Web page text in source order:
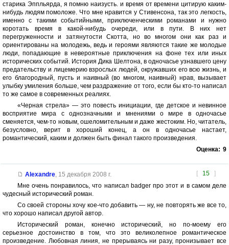
старика Эппльярда, я помню наизусть. и время от времени цитирую каким-
нибудь людям помоложе. Что мне нравится у Стивенсона, так это легкость,
именно с такими событийными, приключенческими романами и нужно
коротать время в какой-нибудь очереди, или в пути. В них нет
перегруженности и затянутости Скотта, но во многом они как раз и
ориентированы на молодежь, ведь и героями являются такие же молодые
люди, попадающие в невероятные приключения на фоне тех или иных
исторических событий. История Дика Шелтона, в одночасье узнавшего цену
предательству и лицемерию взрослых людей, окружавших его всю жизнь, и
его благородный, пусть и наивный (во многом, наивный) нрав, вызывает
улыбку умиления больше, чем раздражение от того, если бы кто-то написал
то же самое в современных реалиях.
«Черная стрела» — это повесть инициации, где детское и невинное
восприятие мира с однозначными и мнениями о мире в одночасье
сменяется, чем-то новым, ошеломительным и даже жестоким. Но, читатель,
безусловно, верит в хороший конец, а он в одночасье настает,
романтический, каким и должен быть финал такого произведения.
Оценка: 9
[ 15 ]
Alexandre, 15 декабря 2008 г.
Мне очень понравилось, что написал badger про этот и в самом деле
чудесный исторический роман.
Со своей стороны хочу кое-что добавить — ну, не повторять же все то,
что хорошо написал другой автор.
Исторический роман, конечно исторический, но по-моему его
серьезное достоинство в том, что это великолепное романтическое
произведение. Любовная линия, не прерываясь ни разу, пронизывает все